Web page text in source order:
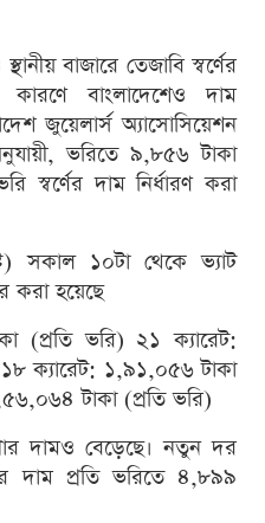
বাজারে তেজাবি স্বর্ণের
বাংলাদেশেও দাম
জুয়েলার্স অ্যাসোসিয়েশন
ভরিতে ৯,৮৫৬ টাকা
স্বর্ণের দাম নির্ধারণ করা
সকাল ১০টা থেকে ভ্যাট
করা হয়েছে
(প্রতি ভরি) ২১ ক্যারেট:
ক্যারেট: ১,৯১,০৫৬ টাকা
টাকা (প্রতি ভরি)
দামও বেড়েছে। নতুন দর
দাম প্রতি ভরিতে ৪,৮৯৯